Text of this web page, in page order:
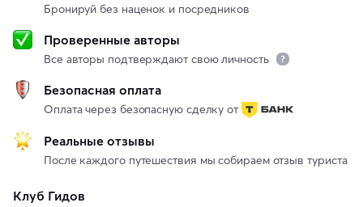
Бронируй без наценок и посредников
Проверенные авторы
Все авторы подтверждают свою личность
Безопасная оплата
Оплата через безопасную сделку от
Реальные отзывы
После каждого путешествия мы собираем отзыв туриста
Клуб Гидов